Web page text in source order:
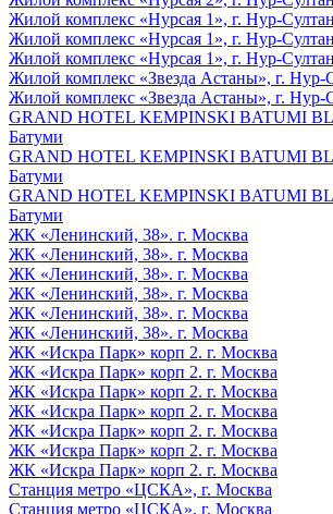
Жилой комплекс «Нурсая 1», г. Нур-Султан
Жилой комплекс «Нурсая 1», г. Нур-Султан
Жилой комплекс «Нурсая 1», г. Нур-Султан
Жилой комплекс «Звезда Астаны», г. Нур-
Жилой комплекс «Звезда Астаны», г. Нур-
GRAND HOTEL KEMPINSKI BATUMI
Батуми
GRAND HOTEL KEMPINSKI BATUMI
Батуми
GRAND HOTEL KEMPINSKI BATUMI
Батуми
ЖК «Ленинский, 38». г. Москва
ЖК «Ленинский, 38». г. Москва
ЖК «Ленинский, 38». г. Москва
ЖК «Ленинский, 38». г. Москва
ЖК «Ленинский, 38». г. Москва
ЖК «Ленинский, 38». г. Москва
ЖК «Искра Парк» корп 2. г. Москва
ЖК «Искра Парк» корп 2. г. Москва
ЖК «Искра Парк» корп 2. г. Москва
ЖК «Искра Парк» корп 2. г. Москва
ЖК «Искра Парк» корп 2. г. Москва
ЖК «Искра Парк» корп 2. г. Москва
ЖК «Искра Парк» корп 2. г. Москва
Станция метро «ЦСКА», г. Москва
Станция метро «ЦСКА», г. Москва